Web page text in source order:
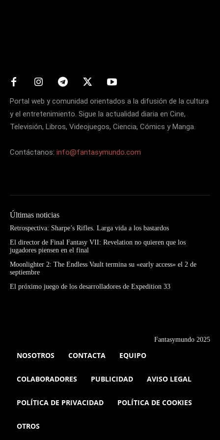
Portal web y comunidad orientados a la difusión de la cultura
y el entretenimiento. Sigue la actualidad diaria en Cine,
Televisión, Libros, Videojuegos, Ciencia, Cómics y Manga.
Contáctanos: info@fantasymundo.com
Últimas noticias
Retrospectiva: Sharpe’s Rifles. Larga vida a los bastardos
El director de Final Fantasy VII: Revelation no quieren que los
jugadores piensen en el final
Moonlighter 2: The Endless Vault termina su «early access» el 2 de
septiembre
El próximo juego de los desarrolladores de Expedition 33
Fantasymundo 2025
NOSOTROS CONTACTA EQUIPO
COLABORADORES PUBLICIDAD AVISO LEGAL
POLÍTICA DE PRIVACIDAD POLÍTICA DE COOKIES
OTROS